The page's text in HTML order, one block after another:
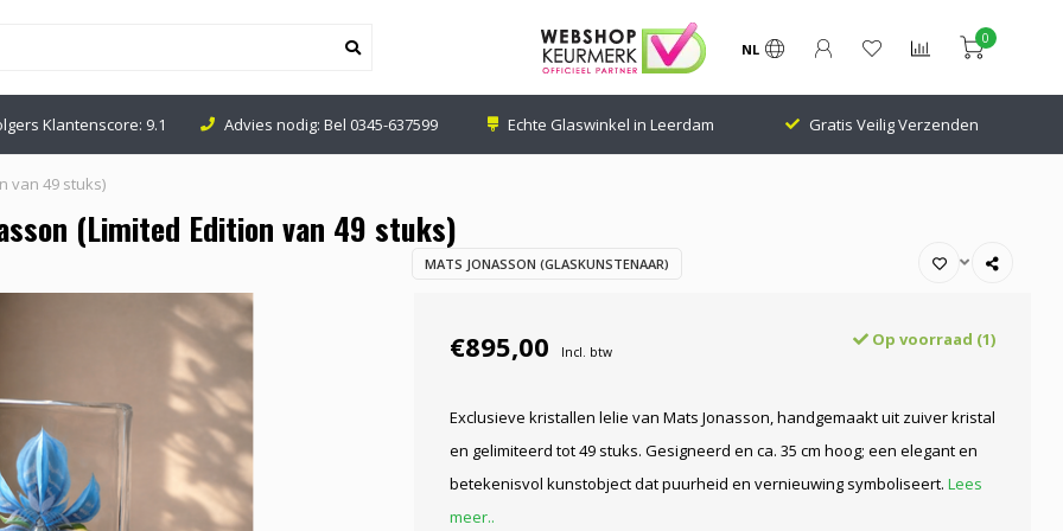
NL
0
Klantenscore: 9.1 Advies nodig: Bel 0345-637599 Echte Glaswinkel in Leerdam Gratis Veilig Verzenden
van 49 stuks)
(Limited Edition van 49 stuks)
MATS JONASSON (GLASKUNSTENAAR)
€895,00 Incl. btw
Op voorraad (1)
Exclusieve kristallen lelie van Mats Jonasson, handgemaakt uit zuiver kristal
en gelimiteerd tot 49 stuks. Gesigneerd en ca. 35 cm hoog; een elegant en
betekenisvol kunstobject dat puurheid en vernieuwing symboliseert. Lees
meer..